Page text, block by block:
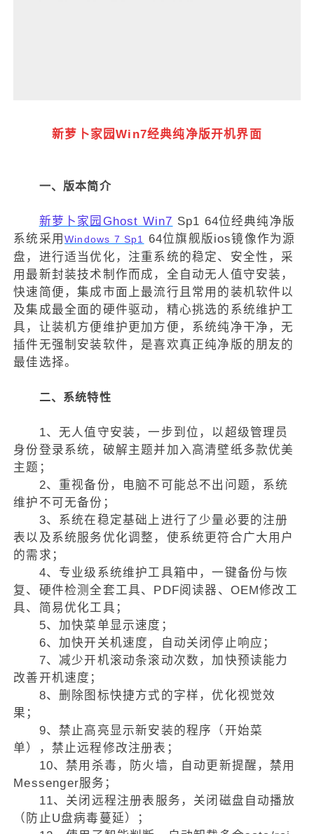
新萝卜家园Win7经典纯净版开机界面
一、版本简介
新萝卜家园Ghost Win7 Sp1 64位经典纯净版
系统采用 Windows 7 Sp1 64位旗舰版ios镜像作为源
盘，进行适当优化，注重系统的稳定、安全性，采
用最新封装技术制作而成，全自动无人值守安装，
快速简便，集成市面上最流行且常用的装机软件以
及集成最全面的硬件驱动，精心挑选的系统维护工
具，让装机方便维护更加方便，系统纯净干净，无
插件无强制安装软件，是喜欢真正纯净版的朋友的
最佳选择。
二、系统特性
1、无人值守安装，一步到位，以超级管理员
身份登录系统，破解主题并加入高清壁纸多款优美
主题；
2、重视备份，电脑不可能总不出问题，系统
维护不可无备份；
3、系统在稳定基础上进行了少量必要的注册
表以及系统服务优化调整，使系统更符合广大用户
的需求；
4、专业级系统维护工具箱中，一键备份与恢
复、硬件检测全套工具、PDF阅读器、OEM修改工
具、简易优化工具；
5、加快菜单显示速度；
6、加快开关机速度，自动关闭停止响应；
7、减少开机滚动条滚动次数，加快预读能力
改善开机速度；
8、删除图标快捷方式的字样，优化视觉效
果；
9、禁止高亮显示新安装的程序（开始菜
单），禁止远程修改注册表；
10、禁用杀毒，防火墙，自动更新提醒，禁用
Messenger服务；
11、关闭远程注册表服务，关闭磁盘自动播放
（防止U盘病毒蔓延）；